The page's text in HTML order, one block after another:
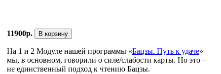
11900р. В корзину
На 1 и 2 Модуле нашей программы «Бацзы. Путь к удаче»
мы, в основном, говорили о силе/слабости карты. Но это –
не единственный подход к чтению Бацзы.